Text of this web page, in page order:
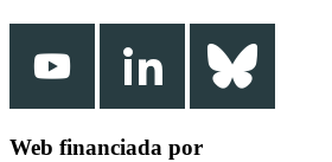
Web financiada por